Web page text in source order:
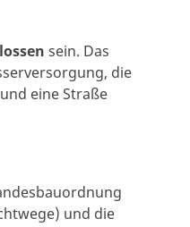
sein. Das
die
eine Straße
und die